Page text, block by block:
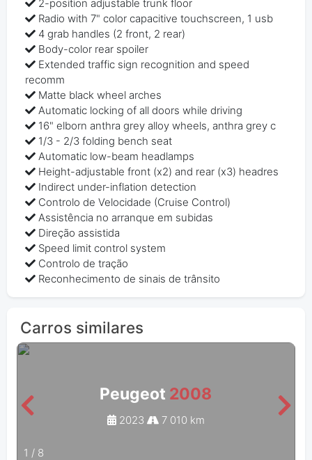
2-position adjustable trunk floor
Radio with 7" color capacitive touchscreen, 1 usb
4 grab handles (2 front, 2 rear)
Body-color rear spoiler
Extended traffic sign recognition and speed
recomm
Matte black wheel arches
Automatic locking of all doors while driving
16" elborn anthra grey alloy wheels, anthra grey c
1/3 - 2/3 folding bench seat
Automatic low-beam headlamps
Height-adjustable front (x2) and rear (x3) headres
Indirect under-inflation detection
Controlo de Velocidade (Cruise Control)
Assistência no arranque em subidas
Direção assistida
Speed limit control system
Controlo de tração
Reconhecimento de sinais de trânsito
Carros similares
Peugeot 2008
2023 7 010 km
1 / 8